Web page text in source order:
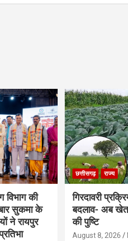
विभाग की
सुकमा के
ने रायपुर
छत्तीसगढ़ राज्य
गिरदावरी
बदलाव- अब
की पुष्टि
August 8, 2026